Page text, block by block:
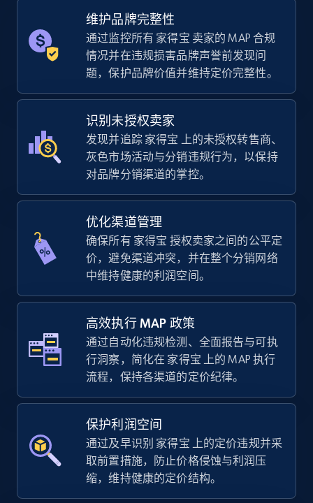
668+
TikTok Shop - category
URL, Title, Available, Description, Currency, Initial
price, Final price, Discount percent, and more.
668+
TikTok Shop - Collect TikTok shop products
by keywords search
URL, Title, Available, Description, Currency, Initial
668+
TikTok Shop - discover records by shop url
URL, Title, Available, Description, Currency, Initial
price, Final price, Discount percent, and more.
668+
维护品牌完整性
通过监控所有 家得宝 卖家的 MAP 合规
情况并在违规损害品牌声誉前发现问
题，保护品牌价值并维持定价完整性。
识别未授权卖家
发现并追踪 家得宝 上的未授权转售商、
灰色市场活动与分销违规行为，以保持
对品牌分销渠道的掌控。
优化渠道管理
确保所有 家得宝 授权卖家之间的公平定
价，避免渠道冲突，并在整个分销网络
中维持健康的利润空间。
高效执行 MAP 政策
通过自动化违规检测、全面报告与可执
行洞察，简化在 家得宝 上的 MAP 执行
流程，保持各渠道的定价纪律。
保护利润空间
通过及早识别 家得宝 上的定价违规并采
取前置措施，防止价格侵蚀与利润压
缩，维持健康的定价结构。